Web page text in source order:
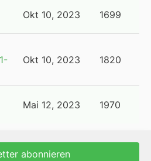
Okt 10, 2023 1699
Okt 10, 2023 1820
Mai 12, 2023 1970
abonnieren